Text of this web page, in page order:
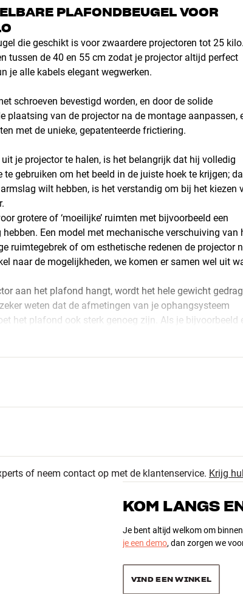
PLAFONDBEUGEL VOOR
die geschikt is voor zwaardere projectoren tot 25 kilo.
tussen de 40 en 55 cm zodat je projector altijd perfect
je alle kabels elegant wegwerken.
schroeven bevestigd worden, en door de solide
van de projector na de montage aanpassen,
met de unieke, gepatenteerde frictiering.
je projector te halen, is het belangrijk dat hij volledig
gebruiken om het beeld in de juiste hoek te krijgen;
wilt hebben, is het verstandig om bij het kiezen
grotere of ‘moeilijke’ ruimten met bijvoorbeeld een
Een model met mechanische verschuiving van
ruimtegebrek of om esthetische redenen de projector
naar de mogelijkheden, we komen er samen wel uit
aan het plafond hangt, wordt het hele gewicht
weten dat de afmetingen van je ophangsysteem
het plafond ook sterk genoeg zijn. Als je bijvoorbeeld
problemen kunnen geven.
of neem contact op met de klantenservice. Krijg
KOM LANGS
Je bent altijd welkom om
je een demo, dan zorgen we
VIND EEN WINKEL